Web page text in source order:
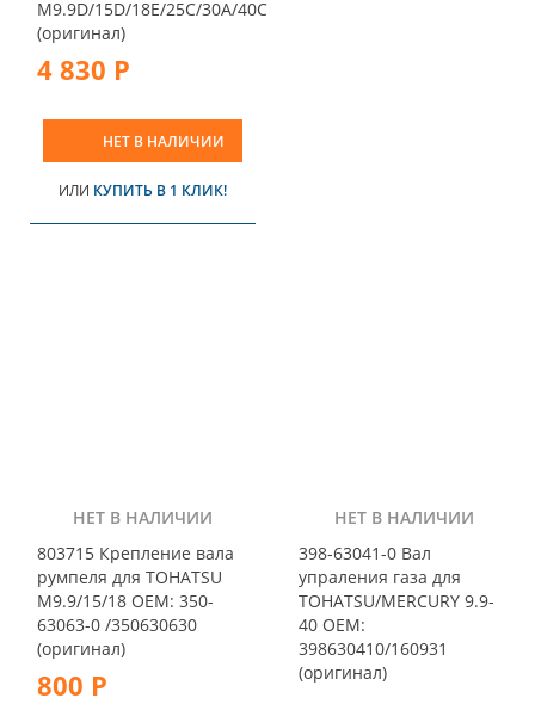
M9.9D/15D/18E/25C/30A/40C
(оригинал)
4 830 Р
НЕТ В НАЛИЧИИ
ИЛИ КУПИТЬ В 1 КЛИК!
НЕТ В НАЛИЧИИ
803715 Крепление вала
румпеля для TOHATSU
M9.9/15/18 OEM: 350-
63063-0 /350630630
(оригинал)
800 Р
НЕТ В НАЛИЧИИ
398-63041-0 Вал
упраления газа для
TOHATSU/MERCURY 9.9-
40 OEM:
398630410/160931
(оригинал)